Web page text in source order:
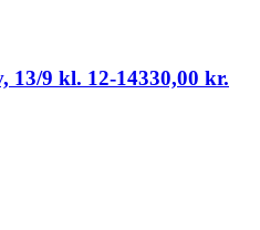
13/9 kl. 12-14330,00 kr.